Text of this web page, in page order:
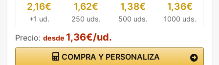
2,16€
+1 ud.
1,62€
250 uds.
1,38€
500 uds.
1,36€
1000 uds.
Precio: desde 1,36€/ud.
COMPRA Y PERSONALIZA